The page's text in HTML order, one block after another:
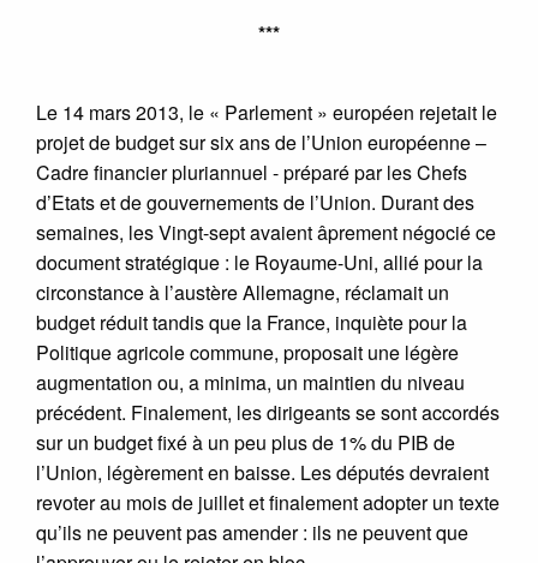
***
Le 14 mars 2013, le « Parlement » européen rejetait le
projet de budget sur six ans de l’Union européenne –
Cadre financier pluriannuel - préparé par les Chefs
d’Etats et de gouvernements de l’Union. Durant des
semaines, les Vingt-sept avaient âprement négocié ce
document stratégique : le Royaume-Uni, allié pour la
circonstance à l’austère Allemagne, réclamait un
budget réduit tandis que la France, inquiète pour la
Politique agricole commune, proposait une légère
augmentation ou, a minima, un maintien du niveau
précédent. Finalement, les dirigeants se sont accordés
sur un budget fixé à un peu plus de 1% du PIB de
l’Union, légèrement en baisse. Les députés devraient
revoter au mois de juillet et finalement adopter un texte
qu’ils ne peuvent pas amender : ils ne peuvent que